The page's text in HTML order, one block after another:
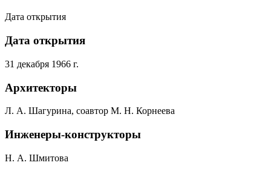
Дата открытия
Дата открытия
31 декабря 1966 г.
Архитекторы
Л. А. Шагурина, соавтор М. Н. Корнеева
Инженеры-конструкторы
Н. А. Шмитова